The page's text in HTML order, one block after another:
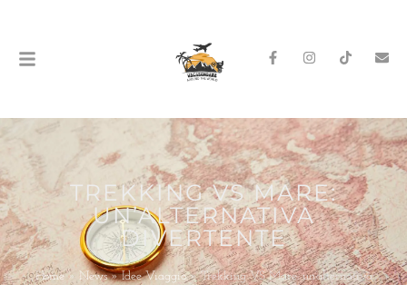
TREKKING VS MARE:
UN’ALTERNATIVA
DIVERTENTE
Home» News»Idee Viaggio»Trekking VS Mare: un’alternativa